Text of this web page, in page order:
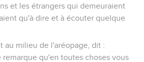
et les étrangers qui demeuraient
qu'à dire et à écouter quelque
au milieu de l'aréopage, dit :
remarque qu'en toutes choses vous